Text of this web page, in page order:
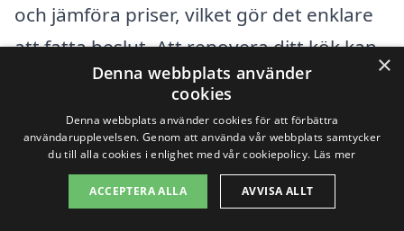
och jämföra priser, vilket gör det enklare
att fatta beslut. Att renovera ditt kök kan
vara en betydande investering, men med
rätt information och hjälp kan du få ut det
mesta av ditt projekt.
Få 3 erbjudanden, gratis och utan
×
Denna webbplats använder
cookies
Denna webbplats använder cookies för att förbättra
användarupplevelsen. Genom att använda vår webbplats samtycker
du till alla cookies i enlighet med vår cookiepolicy. Läs mer
ACCEPTERA ALLA AVVISA ALLT